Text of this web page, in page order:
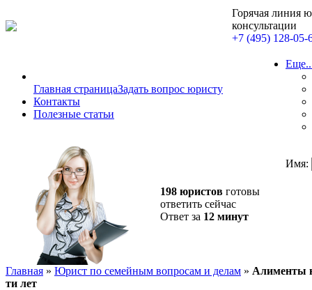
Горячая линия
консультации
+7 (495) 128-05-
Главная страницаЗадать вопрос юристу
Контакты
Полезные статьи
198 юристов готовы
ответить сейчас
Ответ за 12 минут
Имя:
Главная » Юрист по семейным вопросам и делам » Алименты
ти лет